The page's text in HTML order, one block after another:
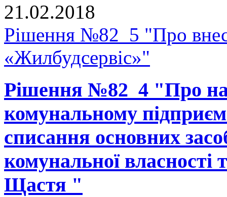
21.02.2018
Рішення №82_5 "Про
«Жилбудсервіс»"
Рішення №82_4 "Про
комунальному
списання основних
комунальної власності
Щастя "